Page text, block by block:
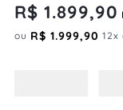
R$ 1.899,90
ou R$ 1.999,90 12x